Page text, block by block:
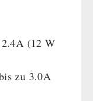
(12 W
zu 3.0A